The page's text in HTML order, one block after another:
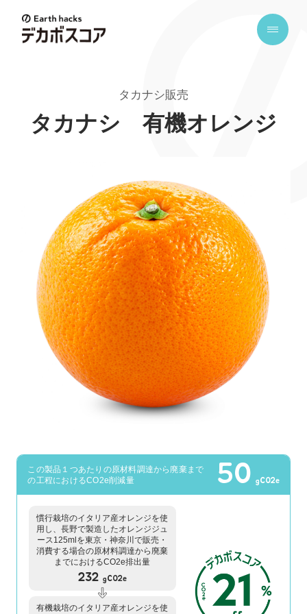
h
a
s
デ
カ
ボ
ス
コ
ア
タカナシ販売
タカナシ 有機オレンジ
この製品１つあたりの原材料調達から廃棄まで
の工程におけるCO2e削減量
50 gCO2e
慣行栽培のイタリア産オレンジを使
用し、⾧野で製造したオレンジジュ
ース125mlを東京・神奈川で販売・
消費する場合の原材料調達から廃棄
までにおけるCO2e排出量
232 gCO2e
有機栽培のイタリア産オレンジを使